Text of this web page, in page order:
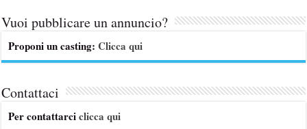
Vuoi pubblicare un annuncio?
Proponi un casting:Clicca qui
Contattaci
Per contattarciclicca qui